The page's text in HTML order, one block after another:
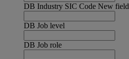
DB Industry SIC Code New field
DB Job level
DB Job role